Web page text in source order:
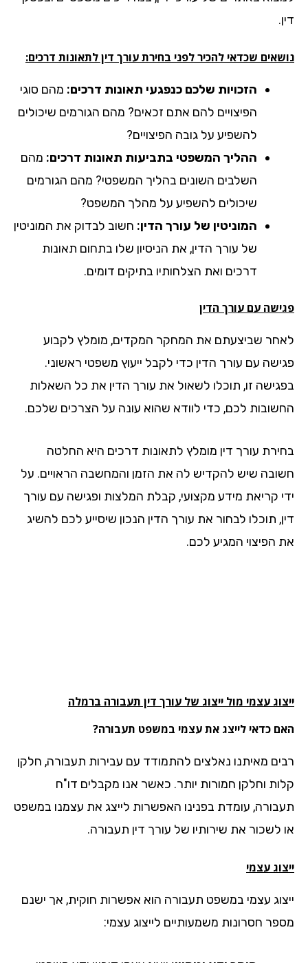
שכדאי להכיר לפני בחירת עורך דין לתאונות דרכים:
הזכויות שלכם כנפגעי תאונות דרכים:מהם סוגי
הפיצויים להם אתם זכאים? מהם הגורמים שיכולים
להשפיע על גובה הפיצויים?
ההליך המשפטי בתביעות תאונות דרכים:מהם
השלבים השונים בהליך המשפטי? מהם הגורמים
שיכולים להשפיע על מהלך המשפט?
המוניטין של עורך הדין:חשוב לבדוק את המוניטין
של עורך הדין, את הניסיון שלו בתחום תאונות
דרכים ואת הצלחותיו בתיקים דומים.
עם עורך הדין
שביצעתם את המחקר המקדים, מומלץ לקבוע
עם עורך הדין כדי לקבל ייעוץ משפטי ראשוני.
זו, תוכלו לשאול את עורך הדין את כל השאלות
לכם, כדי לוודא שהוא עונה על הצרכים שלכם.
עורך דין מומלץ לתאונות דרכים היא החלטה
שיש להקדיש לה את הזמן והמחשבה הראויים. על
קריאת מידע מקצועי, קבלת המלצות ופגישה עם עורך
תוכלו לבחור את עורך הדין הנכון שיסייע לכם להשיג
הפיצוי המגיע לכם.
עצמי מול ייצוג של עורך דין תעבורה ברמלה
כדאי לייצג את עצמי במשפט תעבורה?
מאיתנו נאלצים להתמודד עם עבירות תעבורה, חלקן
וחלקן חמורות יותר. כאשר אנו מקבלים דו"ח
עומדת בפנינו האפשרות לייצג את עצמנו במשפט
לשכור את שירותיו של עורך דין תעבורה.
עצמי
עצמי במשפט תעבורה הוא אפשרות חוקית, אך ישנם
חסרונות משמעותיים לייצוג עצמי: